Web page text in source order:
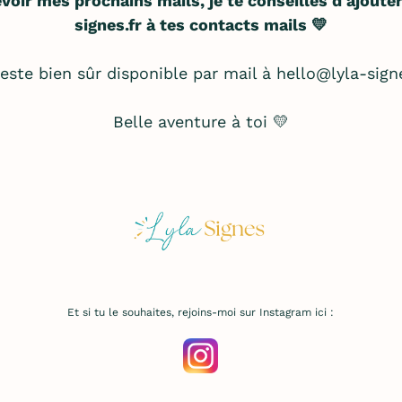
signes.frà tes contacts mails 💛
bien sûr disponible par mail à hello@lyla-
Belle aventure à toi 💛
Et si tu le souhaites, rejoins-moi sur Instagram ici :